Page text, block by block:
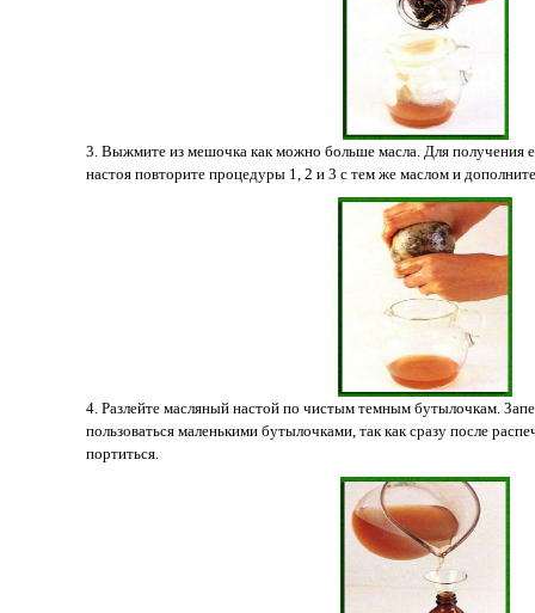
3. Выжмите из мешочка как можно больше масла. Для получения
настоя повторите процедуры 1, 2 и 3 с тем же маслом и
4. Разлейте масляный настой по чистым темным бутылочкам.
пользоваться маленькими бутылочками, так как сразу после
портиться.